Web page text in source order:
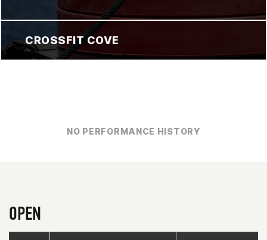
CROSSFIT COVE
NO PERFORMANCE HISTORY
OPEN